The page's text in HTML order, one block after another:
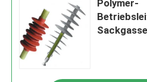
Polymer-